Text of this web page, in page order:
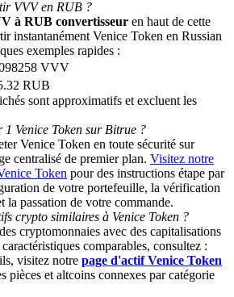
to Share 25000 USDT prize pool!
& Win
prize pool
Users
Win 500,000 USDT
VVV en RUB ?
à RUB convertisseur en haut de cette
instantanément Venice Token en Russian
exemples rapides :
VVV
RUB
sont approximatifs et excluent les
1 Venice Token sur Bitrue ?
Venice Token en toute sécurité sur
centralisé de premier plan. Visitez notre
Token pour des instructions étape par
de votre portefeuille, la vérification
la passation de votre commande.
crypto similaires à Venice Token ?
cryptomonnaies avec des capitalisations
comparables, consultez :
visitez notre page d'actif Venice Token
pièces et altcoins connexes par catégorie